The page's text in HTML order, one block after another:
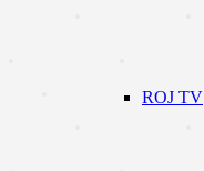
ROJ TV